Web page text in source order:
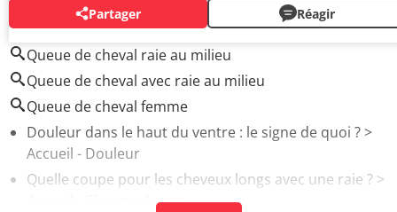
Partager Réagir
AUTOUR DU MÊME SUJET
Queue de cheval raie au milieu
Queue de cheval avec raie au milieu
Queue de cheval femme
Douleur dans le haut du ventre : le signe de quoi ?>
Accueil - Douleur
Quelle coupe pour les cheveux longs avec une raie ? >
Accueil - Cheveux longs